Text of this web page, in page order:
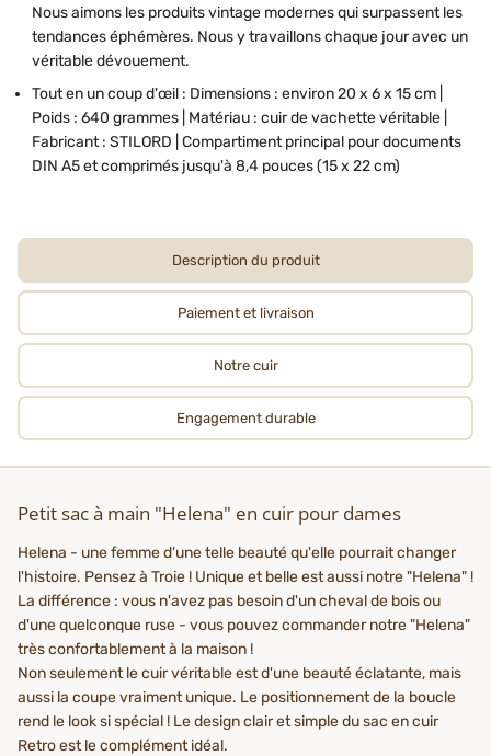
Nous aimons les produits vintage modernes qui surpassent les
tendances éphémères. Nous y travaillons chaque jour avec un
véritable dévouement.
Tout en un coup d'œil : Dimensions : environ 20 x 6 x 15 cm |
Poids : 640 grammes | Matériau : cuir de vachette véritable |
Fabricant : STILORD | Compartiment principal pour documents
DIN A5 et comprimés jusqu'à 8,4 pouces (15 x 22 cm)
Description du produit
Paiement et livraison
Notre cuir
Engagement durable
Petit sac à main "Helena" en cuir pour dames
Helena - une femme d'une telle beauté qu'elle pourrait changer
l'histoire. Pensez à Troie ! Unique et belle est aussi notre "Helena" !
La différence : vous n'avez pas besoin d'un cheval de bois ou
d'une quelconque ruse - vous pouvez commander notre "Helena"
très confortablement à la maison !
Non seulement le cuir véritable est d'une beauté éclatante, mais
aussi la coupe vraiment unique. Le positionnement de la boucle
rend le look si spécial ! Le design clair et simple du sac en cuir
Retro est le complément idéal.